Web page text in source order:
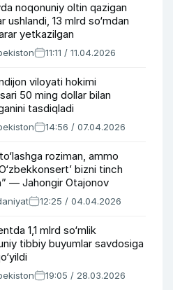
noqonuniy oltin qazigan
ushlandi, 13 mlrd so‘mdan
yetkazilgan
11:11 / 11.04.2026
viloyati hokimi
50 ming dollar bilan
tasdiqladi
14:56 / 07.04.2026
roziman, ammo
bizni tinch
— Jahongir Otajonov
12:25 / 04.04.2026
1,1 mlrd so‘mlik
tibbiy buyumlar savdosiga
19:05 / 28.03.2026